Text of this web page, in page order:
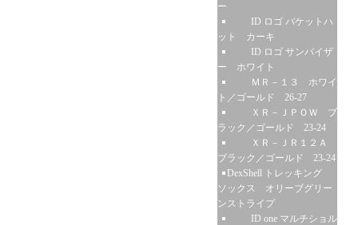
ー
ID ロゴ バケットハ
ット カーキ
ID ロゴ サンバイザ
ー ホワイト
ＭＲ－１３ ホワイ
ト／ゴールド 26-27
ＸＲ－ＪＰＯＷ ブ
ラック／ゴールド 23-24
ＸＲ－ＪＲ１２Ａ
ブラック／ゴールド 23-24
DexShell トレッキング
ソックス オリーブグリー
ンストライプ
ID one マルチショル